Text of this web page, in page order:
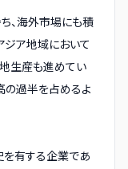
、海外市場にも積
ジア地域において
生産も進めてい
の過半を占めるよ
を有する企業であ